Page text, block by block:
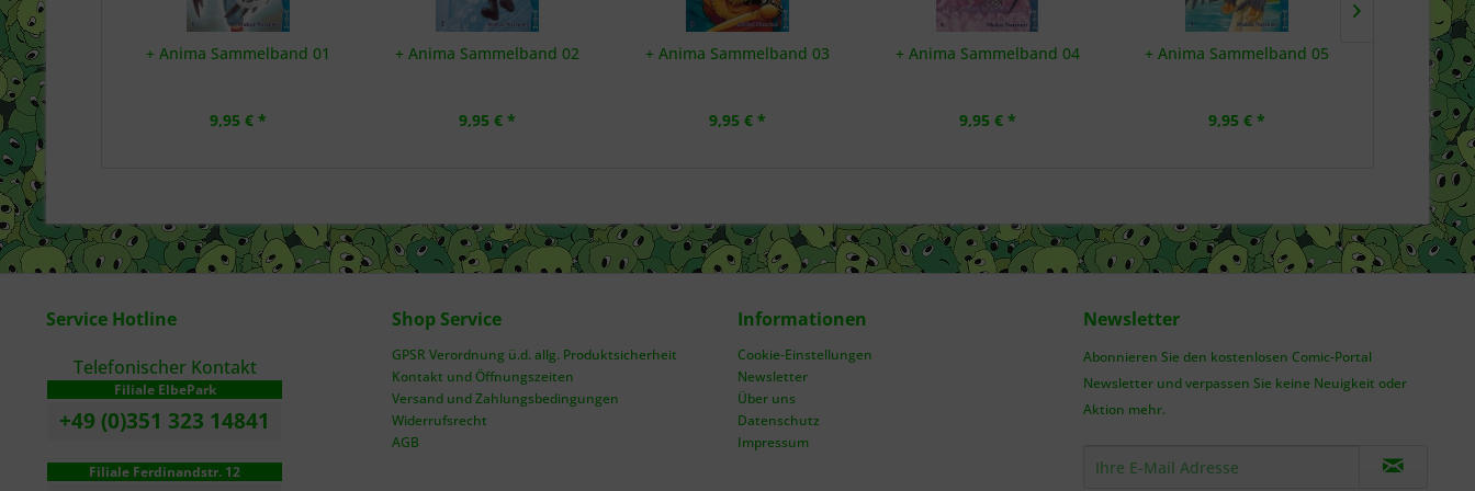
+ Anima Sammelband 01
9,95 € *
+ Anima Sammelband 02
9,95 € *
+ Anima Sammelband 03
9,95 € *
+ Anima Sammelband 04
9,95 € *
+ Anima Sammelband 05
9,95 € *
+C:
Service Hotline
Telefonischer Kontakt
Filiale ElbePark
+49 (0)351 323 14841
Filiale Ferdinandstr. 12
Shop Service
GPSR Verordnung ü.d. allg. Produktsicherheit
Kontakt und Öffnungszeiten
Versand und Zahlungsbedingungen
Widerrufsrecht
AGB
Informationen
Cookie-Einstellungen
Newsletter
Über uns
Datenschutz
Impressum
Newsletter
Abonnieren Sie den kostenlosen Comic-Portal
Newsletter und verpassen Sie keine Neuigkeit oder
Aktion mehr.